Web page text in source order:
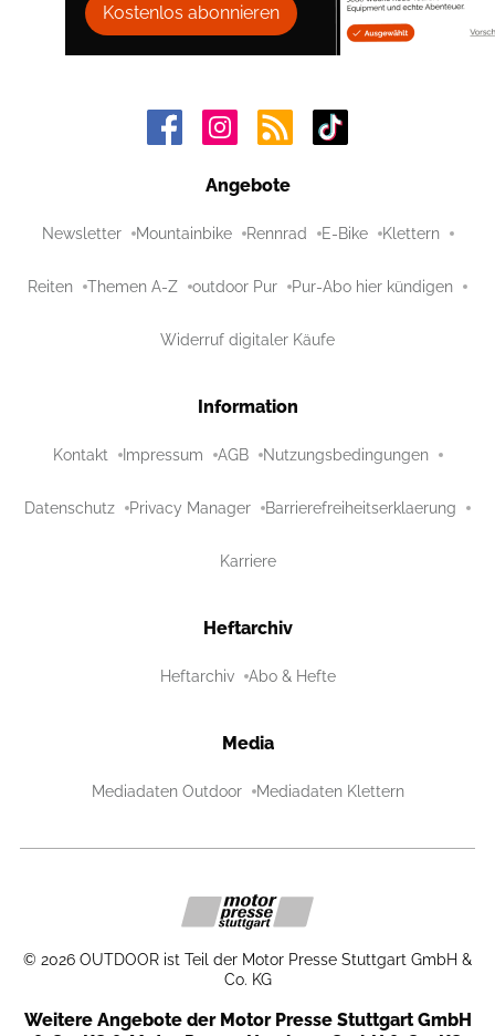
Kostenlos abonnieren
Angebote
Newsletter Mountainbike Rennrad E-Bike Klettern
Reiten Themen A-Z outdoor Pur Pur-Abo hier kündigen
Widerruf digitaler Käufe
Information
Kontakt Impressum AGB Nutzungsbedingungen
Datenschutz Privacy Manager Barrierefreiheitserklaerung
Karriere
Heftarchiv
Heftarchiv Abo & Hefte
Media
Mediadaten Outdoor Mediadaten Klettern
© 2026 OUTDOOR ist Teil der Motor Presse Stuttgart GmbH &
Co. KG
Weitere Angebote der Motor Presse Stuttgart GmbH